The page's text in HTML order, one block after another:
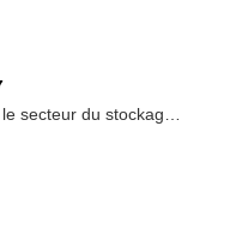
secteur du stockage